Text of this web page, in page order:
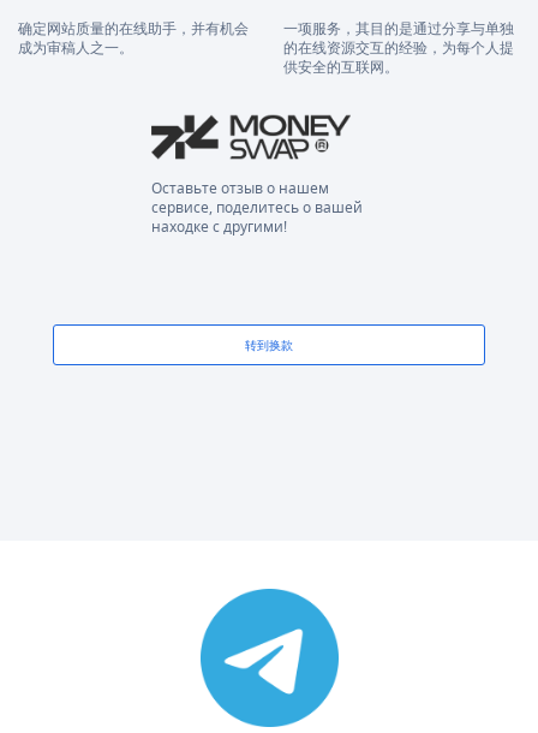
确定网站质量的在线助手，并有机会
成为审稿人之一。
一项服务，其目的是通过分享与单独
的在线资源交互的经验，为每个人提
供安全的互联网。
Оставьте отзыв о нашем
сервисе, поделитесь о вашей
находке с другими!
转到换款